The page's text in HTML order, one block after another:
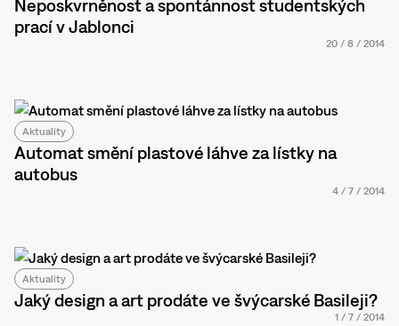
Neposkvrněnost a spontánnost studentských
prací v Jablonci
20 / 8 / 2014
Aktuality
Automat smění plastové láhve za lístky na
autobus
4 / 7 / 2014
Aktuality
Jaký design a art prodáte ve švýcarské Basileji?
1 / 7 / 2014